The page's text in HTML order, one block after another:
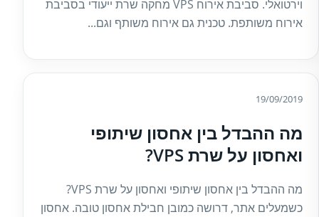
וירטואלי. סביבת אירוח VPS מחקה שרת ייעודי בסביבת
אירוח משותפת. טכנית גם אירוח משותף וגם...
19/09/2019
מה ההבדל בין אחסון שיתופי
ואחסון על שרת VPS?
מה ההבדל בין אחסון שיתופי ואחסון על שרת VPS?
כשמעלים אתר, דרושה כמובן חבילת אחסון טובה. אחסון